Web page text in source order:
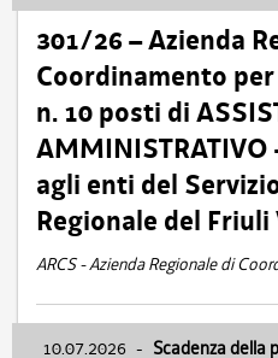
301/26 – Azienda
Coordinamento
n. 10 posti di
AMMINISTRATIVO
agli enti del
Regionale del Friuli
ARCS - Azienda Regionale di
10.07.2026 - Scadenza della